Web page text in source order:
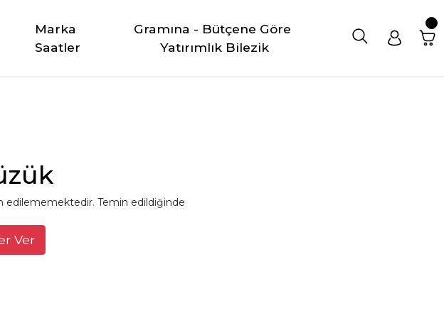
Marka
Saatler
Gramına - Bütçene Göre
Yatırımlık Bilezik
edilememektedir. Temin edildiğinde
Ver